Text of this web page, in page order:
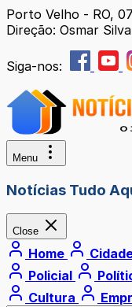
Porto Velho - RO,
Direção: Osmar Silva
Siga-nos:
Menu
Notícias Tudo
Close
Home
Policial
Cultura